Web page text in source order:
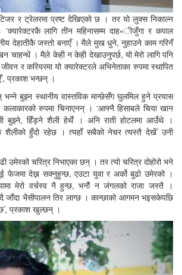
र ट्रेलरमा प्रष्ट देखिएको छ । तर यो लुक्स निकाल्न
लागि तीन महिनासम्म दाह«ीजुँगा र कपाल
देहातीकै जस्तो बनाएँ । मैले मुख धुने, नुहाउने काम गरिनँ
चाहन्थें । मैले केही न केही देखाउनुपर्छ, यो मेरो लागि पनि
जीवन र करियरमा यो क्यारेक्टरले अभिनेताका रुपमा स्थापित
प्रकाश भन्छन् ।
भन्ने बुझ्न स्थानीय वास्तविक मान्छेसँग घुलमिल हुने प्रयास
रुपमा चिनाएनन् । ‘आफ्नै हिसाबले चिया खान
बुझ्ने, हिँड्ने शैली हेर्थें । अनि राती होटलमा आउँथे ।
शैलीको हुँदो रहेछ । त्यहाँ सबैको नेचर त्यस्तै देखें’ उनी
उमेरको चरित्र निभाएका छन् । तर त्यो चरित्र दोहोरो भने
फेजमा देख्न सक्नुहुन्छ, एउटा युवा र अर्को बुढो उमेरको ।
मेरो वर्चस्व नै हुन्छ, भनौं न जंगलको राजा जस्तै ।
जाँदा भैसीपालन तिर लाग्छ । कान्छाको आगमन भइसकेपछि
प्रकाश खुल्छन् ।